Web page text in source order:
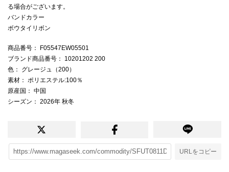
る場合がございます。
バンドカラー
ボウタイリボン
商品番号 ： F05547EW05501
ブランド商品番号 ： 10201202 200
色 ： グレージュ（200）
素材 ： ポリエステル:100％
原産国 ： 中国
シーズン ： 2026年 秋冬
URLをコピー